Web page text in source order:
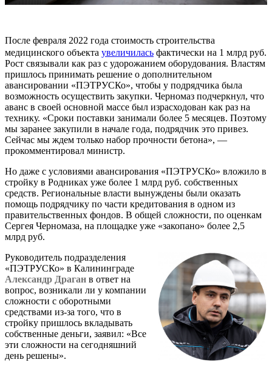
После февраля 2022 года стоимость строительства
медицинского объекта увеличилась фактически на 1 млрд руб.
Рост связывали как раз с удорожанием оборудования. Властям
пришлось принимать решение о дополнительном
авансировании «ПЭТРУСКо», чтобы у подрядчика была
возможность осуществить закупки. Черномаз подчеркнул, что
аванс в своей основной массе был израсходован как раз на
технику. «Сроки поставки занимали более 5 месяцев. Поэтому
мы заранее закупили в начале года, подрядчик это привез.
Сейчас мы ждем только набор прочности бетона», —
прокомментировал министр.
Но даже с условиями авансирования «ПЭТРУСКо» вложило в
стройку в Родниках уже более 1 млрд руб. собственных
средств. Региональные власти вынуждены были оказать
помощь подрядчику по части кредитования в одном из
правительственных фондов. В общей сложности, по оценкам
Сергея Черномаза, на площадке уже «закопано» более 2,5
млрд руб.
Руководитель подразделения
«ПЭТРУСКо» в Калининграде
Александр Драган в ответ на
вопрос, возникали ли у компании
сложности с оборотными
средствами из-за того, что в
стройку пришлось вкладывать
собственные деньги, заявил: «Все
эти сложности на сегодняшний
день решены».